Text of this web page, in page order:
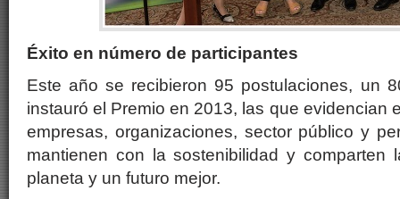
Éxito en número de participantes
Este año se recibieron 95 postulaciones, un
instauró el Premio en 2013, las que evidencian
empresas, organizaciones, sector público y
mantienen con la sostenibilidad y comparten
planeta y un futuro mejor.